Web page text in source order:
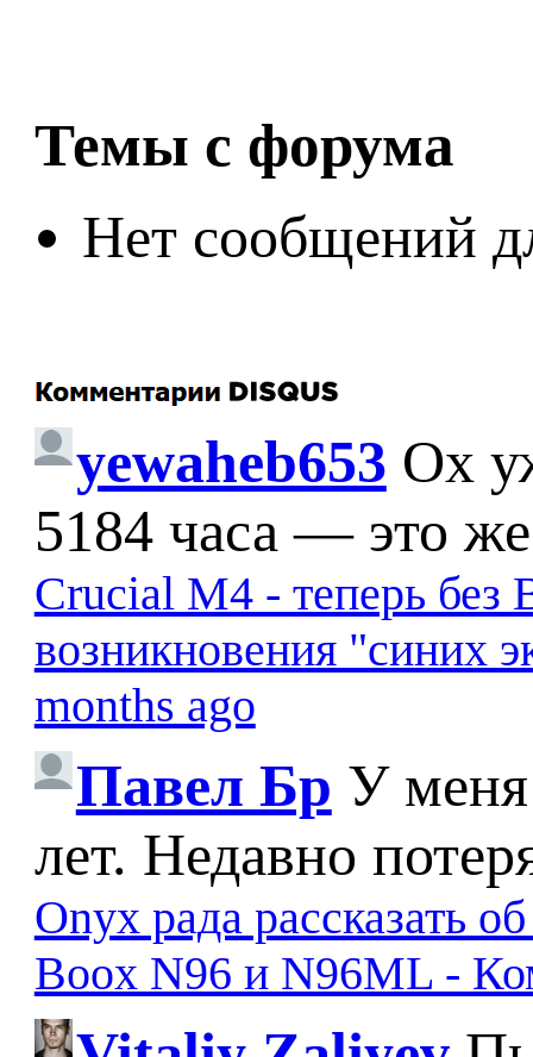
Темы с форума
Нет сообщений
yewaheb653 Ох
5184 часа — это
Crucial M4 - теперь без
возникновения "синих
months ago
Павел Бр У меня
лет. Недавно
Onyx рада рассказать
Boox N96 и N96ML -